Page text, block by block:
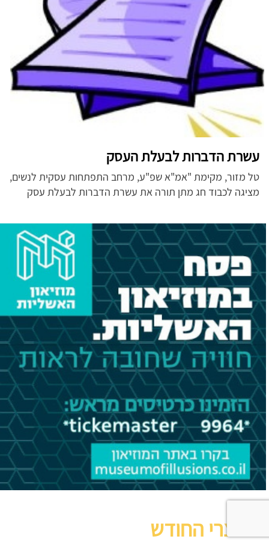
עשרת הדברות לבעלת העסק
טל מזור, מקימת "אמ"א שפ"ע, מרחב התפתחות עסקית לנשים,
מציגה לכבוד חג מתן תורה את עשרת הדברות לבעלת עסק
מוצרי החודש